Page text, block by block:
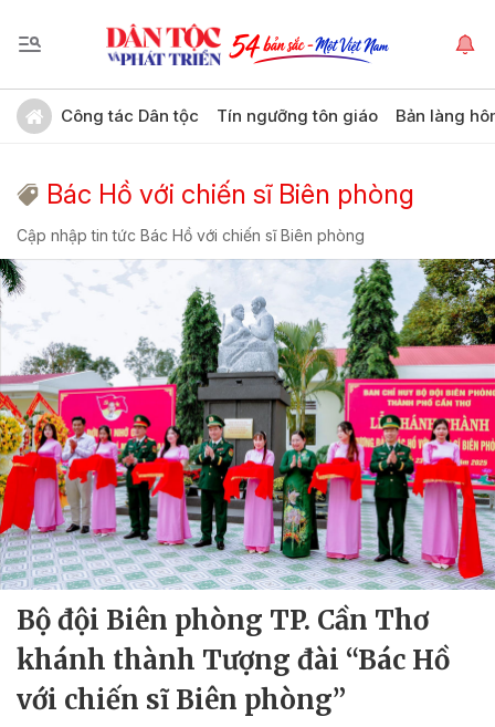
Công tác Dân tộc Tín ngưỡng tôn giáo Bản làng
Bác Hồ với chiến sĩ Biên phòng
Cập nhập tin tức Bác Hồ với chiến sĩ Biên phòng
Bộ đội Biên phòng TP. Cần Thơ
khánh thành Tượng đài “Bác Hồ
với chiến sĩ Biên phòng”